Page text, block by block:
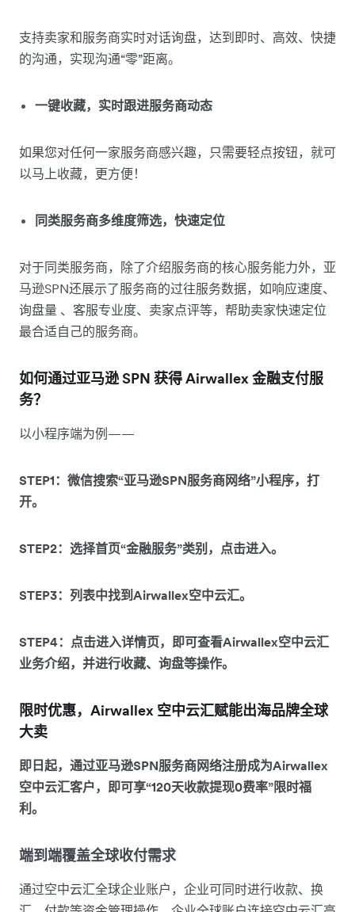
支持卖家和服务商实时对话询盘，达到即时、高效、快捷
的沟通，实现沟通“零”距离。
一键收藏，实时跟进服务商动态
如果您对任何一家服务商感兴趣，只需要轻点按钮，就可
以马上收藏，更方便！
同类服务商多维度筛选，快速定位
对于同类服务商，除了介绍服务商的核心服务能力外，亚
马逊SPN还展示了服务商的过往服务数据，如响应速度、
询盘量 、客服专业度、卖家点评等，帮助卖家快速定位
最合适自己的服务商。
如何通过亚马逊 SPN 获得 Airwallex 金融支付服
务？
以小程序端为例——
STEP1：微信搜索“亚马逊SPN服务商网络”小程序，打
开。
STEP2：选择首页“金融服务”类别，点击进入。
STEP3：列表中找到Airwallex空中云汇。
STEP4：点击进入详情页，即可查看Airwallex空中云汇
业务介绍，并进行收藏、询盘等操作。
限时优惠，Airwallex 空中云汇赋能出海品牌全球
大卖
即日起，通过亚马逊SPN服务商网络注册成为Airwallex
空中云汇客户，即可享“120天收款提现0费率”限时福
利。
端到端覆盖全球收付需求
通过空中云汇全球企业账户，企业可同时进行收款、换